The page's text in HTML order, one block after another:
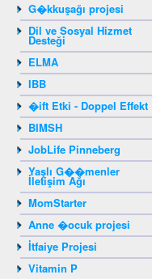
G�kkuşağı projesi
Dil ve Sosyal Hizmet
Desteği
ELMA
IBB
�ift Etki - Doppel Effekt
BIMSH
JobLife Pinneberg
Yaşlı G��menler
İletişim Ağı
MomStarter
Anne �ocuk projesi
İtfaiye Projesi
Vitamin P